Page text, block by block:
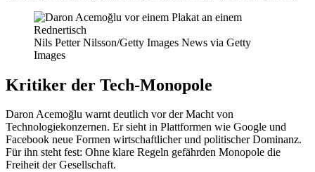
Nils Petter Nilsson/Getty Images News via Getty
Images
Kritiker der Tech-Monopole
Daron Acemoğlu warnt deutlich vor der Macht von
Technologiekonzernen. Er sieht in Plattformen wie Google und
Facebook neue Formen wirtschaftlicher und politischer Dominanz.
Für ihn steht fest: Ohne klare Regeln gefährden Monopole die
Freiheit der Gesellschaft.